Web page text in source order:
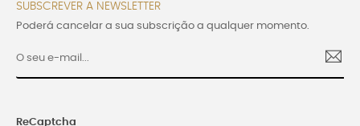
SUBSCREVER A NEWSLETTER
Poderá cancelar a sua subscrição a qualquer momento.
ReCaptcha